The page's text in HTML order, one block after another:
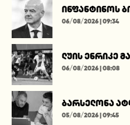
ინფანტინოს
06/08/2026 | 09:34
ლუის ენრიკე
06/08/2026 | 08:08
ბარსელონა
05/08/2026 | 09:45